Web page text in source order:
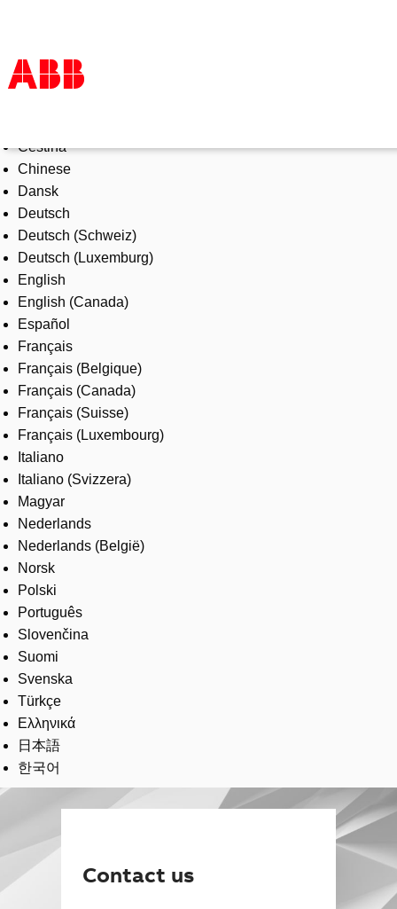
Products & Solutions
Industries
Services
About us
Where to buy
Contact us
Careers
Čeština
Chinese
Dansk
Deutsch
Deutsch (Schweiz)
Deutsch (Luxemburg)
English
English (Canada)
Español
Français
Français (Belgique)
Français (Canada)
Français (Suisse)
Français (Luxembourg)
Italiano
Italiano (Svizzera)
Magyar
Nederlands
Nederlands (België)
Norsk
Polski
Português
Slovenčina
Suomi
Svenska
Türkçe
Ελληνικά
日本語
한국어
Contact us